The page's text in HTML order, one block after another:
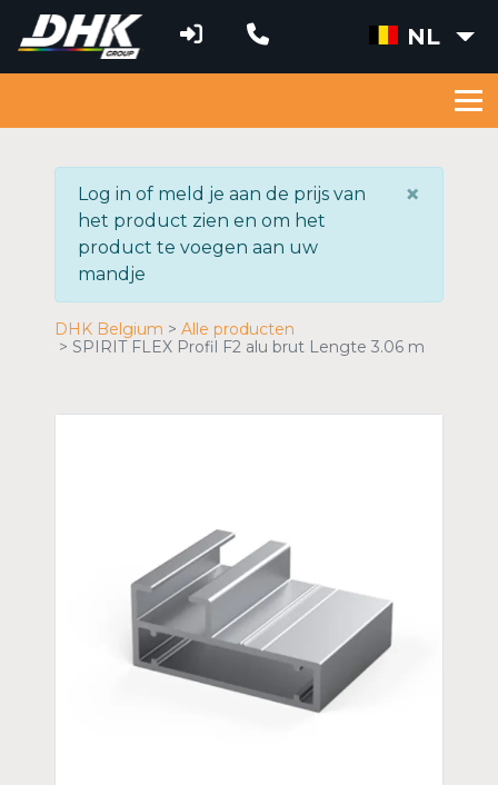
NL
×
Log in of meld je aan de prijs van
het product zien en om het
product te voegen aan uw
mandje
DHK Belgium
Alle producten
SPIRIT FLEX Profil F2 alu brut Lengte 3.06 m